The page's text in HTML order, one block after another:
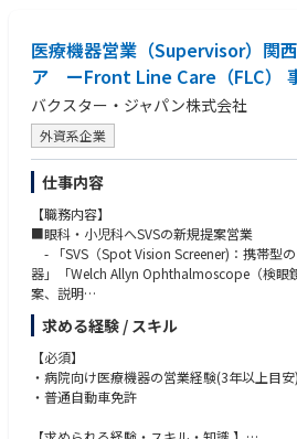
を提供​するモデルです。以下3つのロールに
ーム（ユニット）で担当することでフレキ
す。
- Remote CRA：Site Managementの責任者(
インコンタクト先
- On-site CRA：Remote CRAのリクエスト
で実施する業務を担当
- Assistant CRA：Remote CRAの管理下で
施
医療機器営業（Supervisor）関
ア ーFront Line Care（FLC）
バクスター・ジャパン株式会社
外資系企業
仕事内容
【職務内容】
■眼科・小児科へSVSの新規提案営業
- 「SVS（Spot Vision Screener)：携帯型
器」「Welch Allyn Ophthalmoscope（検眼
案、説明
■病院、代理店への提案活動の製品説明、デ
・ 導入の提案および導入後の取り扱い説明
・ 採用施設へのフォローアップ（臨床評
■代理店との関係構築・管理・販売施策の推
ンペーンや販促資料の提供など）
求める経験 / スキル
【必須】
・病院向け医療機器の営業経験(3年以上目安)
・普通自動車免許